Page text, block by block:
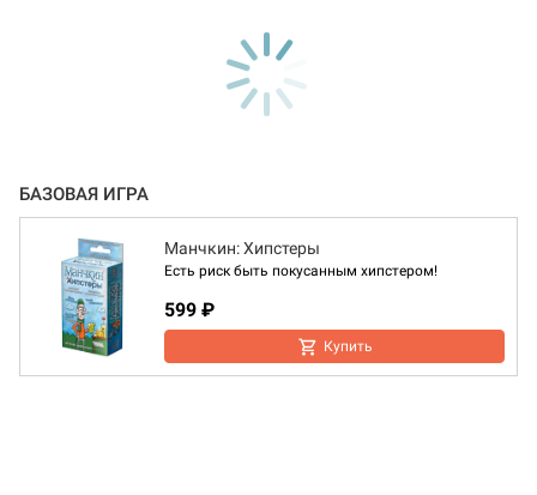
БАЗОВАЯ ИГРА
Манчкин: Хипстеры
Есть риск быть покусанным хипстером!
599 ₽
Купить